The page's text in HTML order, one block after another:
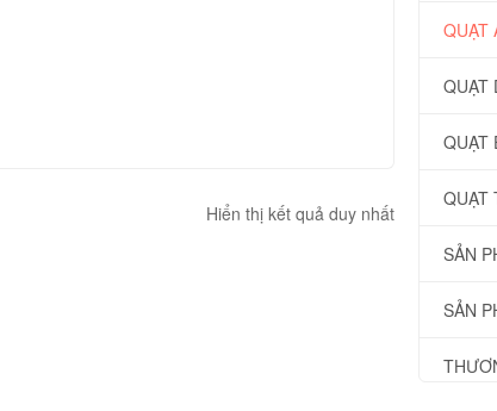
QUẠT
QUẠT
QUẠT
QUẠT
SẢN
SẢN
Hiển thị kết quả duy nhất